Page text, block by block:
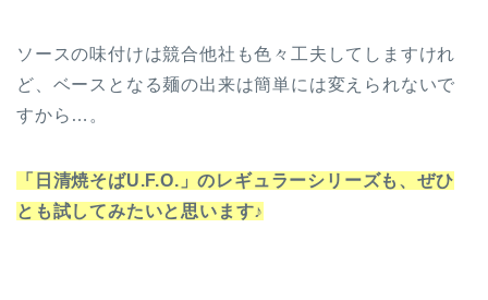
ソースの味付けは競合他社も色々工夫してしますけれ
ど、ベースとなる麺の出来は簡単には変えられないで
すから…。
「日清焼そばU.F.O.」のレギュラーシリーズも、ぜひ
とも試してみたいと思います♪